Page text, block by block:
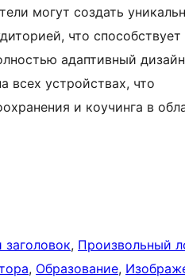
могут создать
что способствует
адаптивный дизайн
всех устройствах, что
и коучинга в
заголовок, Произвольный
, Образование,